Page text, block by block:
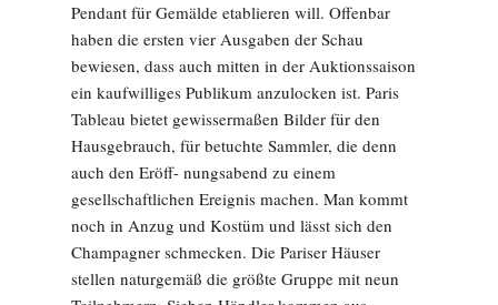
Pendant für Gemälde etablieren will. Offenbar
haben die ersten vier Ausgaben der Schau
bewiesen, dass auch mitten in der Auktionssaison
ein kaufwilliges Publikum anzulocken ist. Paris
Tableau bietet gewissermaßen Bilder für den
Hausgebrauch, für betuchte Sammler, die denn
auch den Eröff- nungsabend zu einem
gesellschaftlichen Ereignis machen. Man kommt
noch in Anzug und Kostüm und lässt sich den
Champagner schmecken. Die Pariser Häuser
stellen naturgemäß die größte Gruppe mit neun